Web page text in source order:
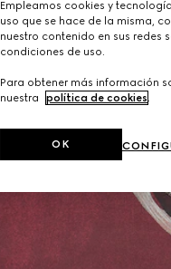
Empleamos cookies y
uso que se hace de la misma,
nuestro contenido en sus redes
condiciones de uso.
Para obtener más información
nuestra
política de cookies
OK